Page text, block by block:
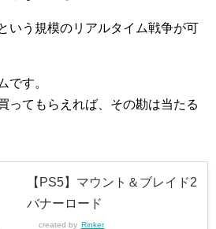
いう規模のリアルタイム戦争が可
です。
ってもらえれば、その勘は当たる
【PS5】マウント＆ブレイド2
バナーロード
created by Rinker